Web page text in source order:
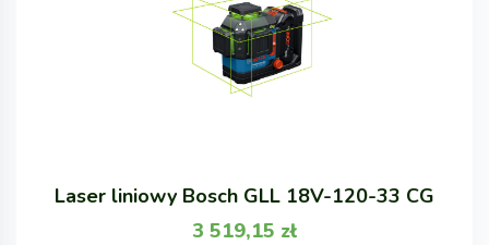
Laser liniowy Bosch GLL 18V-120-33 CG
3 519,15 zł